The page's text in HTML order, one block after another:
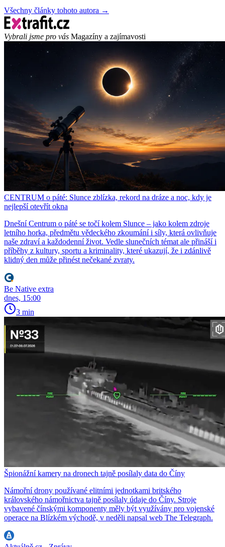
Všechny články tohoto autora →
Vybrali jsme pro vás Magazíny a zajímavosti
CENTRUM o páté: Slunce zblízka, rekord na dráze a noc, kdy je
nejlepší otevřít okna
Dnešní Centrum o páté se točí kolem Slunce – jako kolem zdroje
letního horka, předmětu vědeckého zkoumání i síly, která ovlivňuje
naše zdraví a každodenní život. Vedle slunečních témat ale přináší i
příběhy z kultury, sportu a kriminality, které ukazují, že i zdánlivě
klidný den může přinést nečekané zvraty.
Be Native extra
dnes, 15:00
3 min
Špionážní kamery na dronech tajně posílaly data do Číny
Námořní drony používané elitními jednotkami britského
královského námořnictva tajně posílaly údaje do Číny. Stroje
vybavené čínskými komponenty měly být využívány pro vojenské
operace na Blízkém východě, v neděli napsal web The Telegraph.